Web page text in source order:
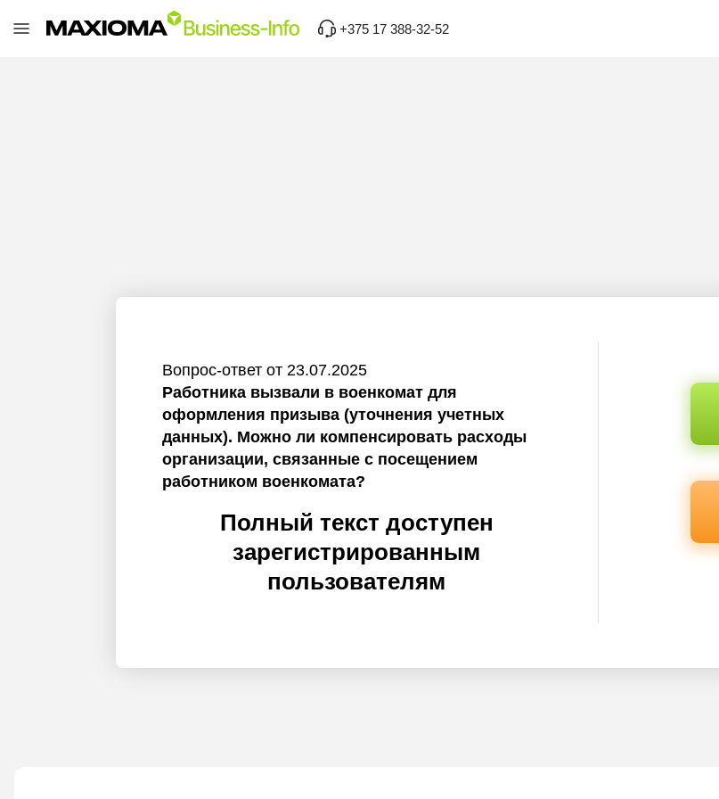
+375 17 388-32-52
Вопрос-ответ от 23.07.2025
Работника вызвали в военкомат для
оформления призыва (уточнения учетных
данных). Можно ли компенсировать расходы
организации, связанные с посещением
работником военкомата?
Полный текст доступен
зарегистрированным
пользователям